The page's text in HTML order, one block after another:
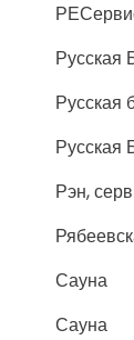
Русская
Русская
Русская
Рэн,
Сауна
Сауна